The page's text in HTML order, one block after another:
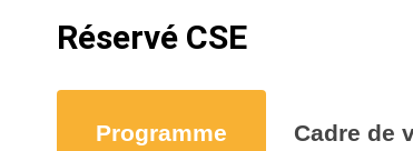
Réservé CSE
Programme Cadre de